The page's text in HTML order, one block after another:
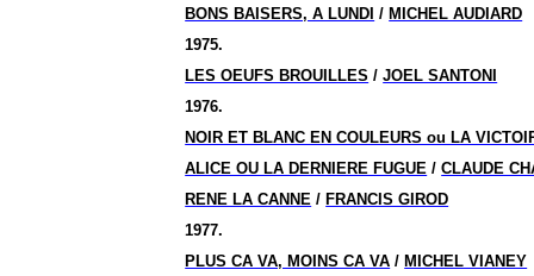
BONS BAISERS, A LUNDI / MICHEL AUDIARD
1975.
LES OEUFS BROUILLES /JOEL SANTONI
1976.
NOIR ET BLANC EN COULEURS ou LA
ALICE OU LA DERNIERE FUGUE /CLAUDE
RENE LA CANNE / FRANCIS GIROD
1977.
PLUS CA VA, MOINS CA VA / MICHEL VIANEY